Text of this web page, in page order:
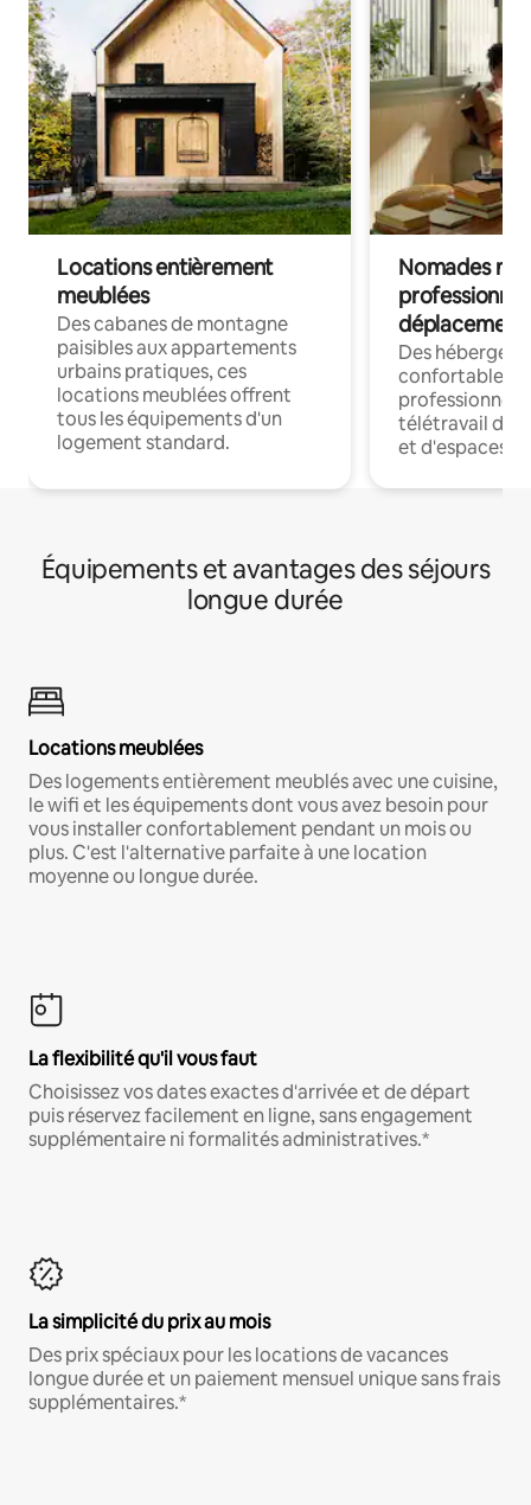
Locations entièrement
meublées
Des cabanes de montagne
paisibles aux appartements
urbains pratiques, ces
locations meublées offrent
tous les équipements d'un
logement standard.
Nomades
déplacement
Des
confortables
professionnels
télétravail
et d'espaces
Équipements et avantages des séjours
longue durée
Locations meublées
Des logements entièrement meublés avec une cuisine,
le wifi et les équipements dont vous avez besoin pour
vous installer confortablement pendant un mois ou
plus. C'est l'alternative parfaite à une location
moyenne ou longue durée.
La flexibilité qu'il vous faut
Choisissez vos dates exactes d'arrivée et de départ
puis réservez facilement en ligne, sans engagement
supplémentaire ni formalités administratives.*
La simplicité du prix au mois
Des prix spéciaux pour les locations de vacances
longue durée et un paiement mensuel unique sans frais
supplémentaires.*